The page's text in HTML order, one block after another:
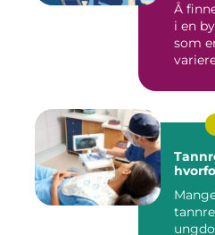
Å
i en
som